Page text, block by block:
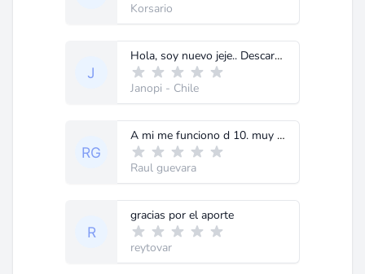
Korsario
Hola, soy nuevo jeje.. Descargue el archivo para unas pruebas y no me funciona :(. Me dice que no es una aplicacion Win32 valida. ¿Conocen otro programa que haga lo mismo que este? Gracias
Janopi - Chile
A mi me funciono d 10. muy bueno
Raul guevara
gracias por el aporte
reytovar